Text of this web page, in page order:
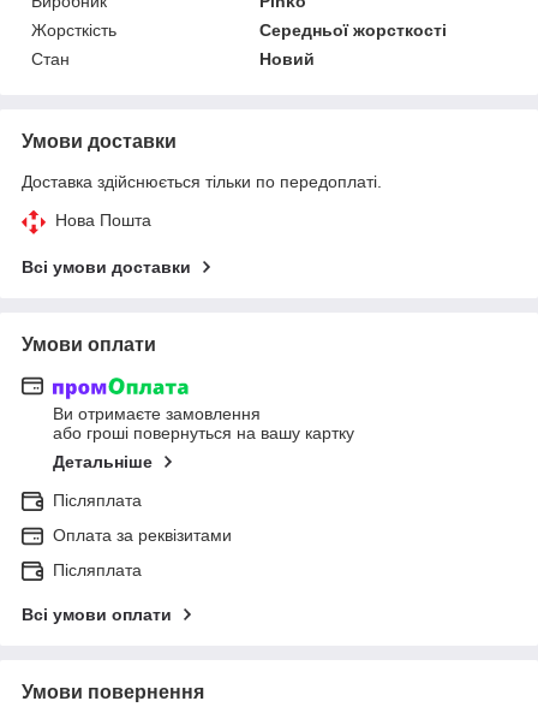
Жорсткість
Середньої жорсткості
Стан
Новий
Умови доставки
Доставка здійснюється тільки по передоплаті.
Нова Пошта
Всі умови доставки
Умови оплати
Ви отримаєте замовлення
або гроші повернуться на вашу картку
Детальніше
Післяплата
Оплата за реквізитами
Післяплата
Всі умови оплати
Умови повернення